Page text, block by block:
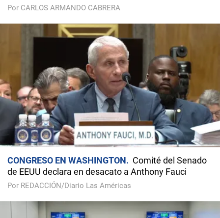
Por CARLOS ARMANDO CABRERA
CONGRESO EN WASHINGTON
Comité del Senado
de EEUU declara en desacato a Anthony Fauci
Por REDACCIÓN/Diario Las Américas